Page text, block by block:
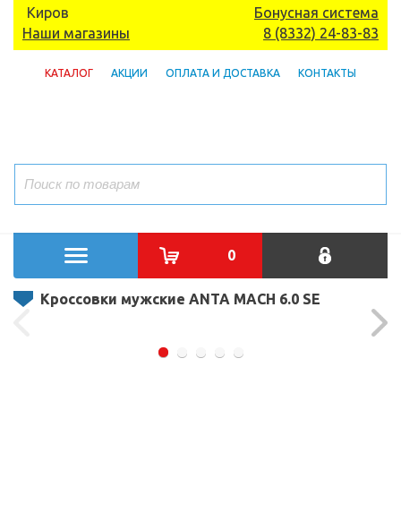
Киров
Наши магазины
Бонусная система
8 (8332) 24-83-83
КАТАЛОГ АКЦИИ ОПЛАТА И ДОСТАВКА КОНТАКТЫ
0
Кроссовки мужские ANTA MACH 6.0 SE